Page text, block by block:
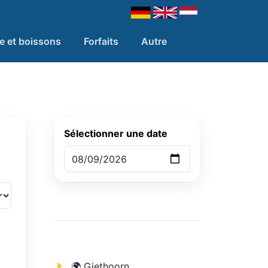
et boissons Forfaits Autre
Sélectionner une date